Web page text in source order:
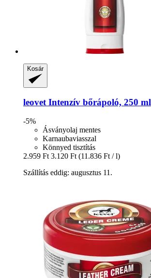
Kosár
leovet Intenzív bőrápoló, 250 ml
-5%
Ásványolaj mentes
Karnaubaviasszal
Könnyed tisztítás
2.959 Ft 3.120 Ft (11.836 Ft / l)
Szállítás eddig: augusztus 11.